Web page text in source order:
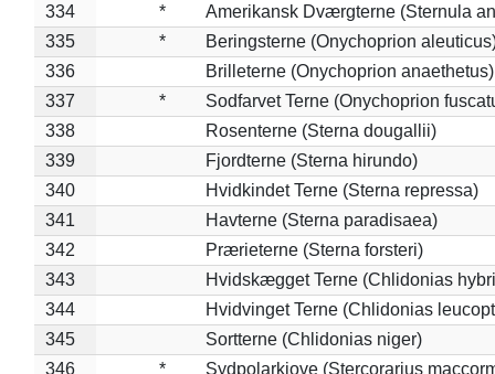
334
*
Amerikansk Dværgterne (Sternula
335
*
Beringsterne (Onychoprion
336
Brilleterne (Onychoprion anaethetus)
337
*
Sodfarvet Terne (Onychoprion
338
Rosenterne (Sterna dougallii)
339
Fjordterne (Sterna hirundo)
340
Hvidkindet Terne (Sterna repressa)
341
Havterne (Sterna paradisaea)
342
Prærieterne (Sterna forsteri)
343
Hvidskægget Terne (Chlidonias
344
Hvidvinget Terne (Chlidonias
345
Sortterne (Chlidonias niger)
346
*
Sydpolarkjove (Stercorarius